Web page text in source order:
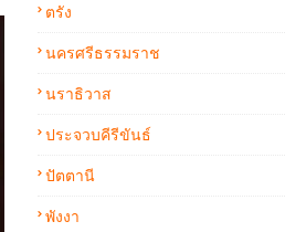
ตรัง
นครศรีธรรมราช
นราธิวาส
ประจวบคีรีขันธ์
ปัตตานี
พังงา